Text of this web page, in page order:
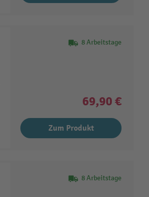
8 Arbeitstage
69,90 €
Zum Produkt
8 Arbeitstage